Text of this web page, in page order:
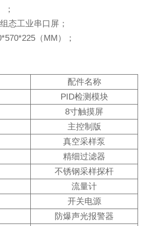
；
态工业串口屏；
（MM）；
配件名称
PID检测模块
8寸触摸屏
主控制版
真空采样泵
精细过滤器
不锈钢采样探杆
流量计
开关电源
防爆声光报警器